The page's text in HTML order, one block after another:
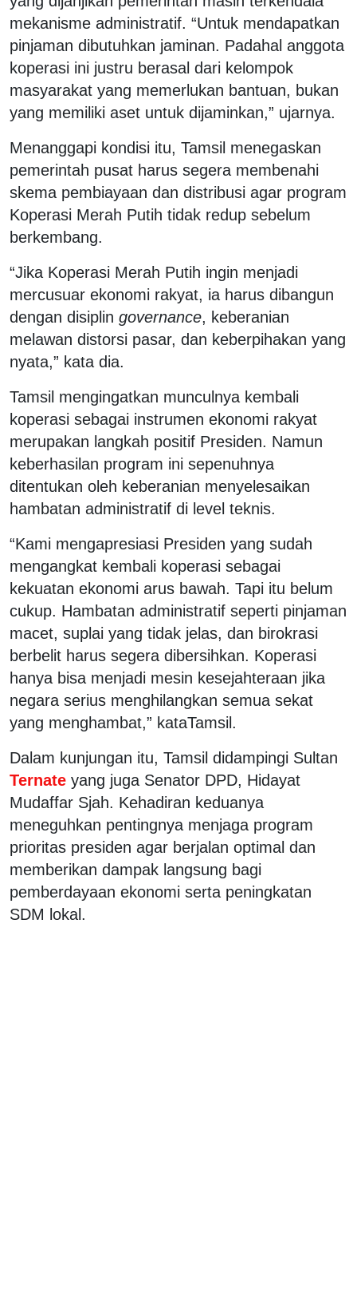
mekanisme administratif. “Untuk mendapatkan
pinjaman dibutuhkan jaminan. Padahal anggota
koperasi ini justru berasal dari kelompok
masyarakat yang memerlukan bantuan, bukan
yang memiliki aset untuk dijaminkan,” ujarnya.
Menanggapi kondisi itu, Tamsil menegaskan
pemerintah pusat harus segera membenahi
skema pembiayaan dan distribusi agar program
Koperasi Merah Putih tidak redup sebelum
berkembang.
“Jika Koperasi Merah Putih ingin menjadi
mercusuar ekonomi rakyat, ia harus dibangun
dengan disiplin governance, keberanian
melawan distorsi pasar, dan keberpihakan yang
nyata,” kata dia.
Tamsil mengingatkan munculnya kembali
koperasi sebagai instrumen ekonomi rakyat
merupakan langkah positif Presiden. Namun
keberhasilan program ini sepenuhnya
ditentukan oleh keberanian menyelesaikan
hambatan administratif di level teknis.
“Kami mengapresiasi Presiden yang sudah
mengangkat kembali koperasi sebagai
kekuatan ekonomi arus bawah. Tapi itu belum
cukup. Hambatan administratif seperti pinjaman
macet, suplai yang tidak jelas, dan birokrasi
berbelit harus segera dibersihkan. Koperasi
hanya bisa menjadi mesin kesejahteraan jika
negara serius menghilangkan semua sekat
yang menghambat,” kataTamsil.
Dalam kunjungan itu, Tamsil didampingi Sultan
Ternate yang juga Senator DPD, Hidayat
Mudaffar Sjah. Kehadiran keduanya
meneguhkan pentingnya menjaga program
prioritas presiden agar berjalan optimal dan
memberikan dampak langsung bagi
pemberdayaan ekonomi serta peningkatan
SDM lokal.